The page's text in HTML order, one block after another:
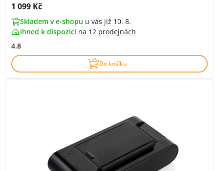
Cena s DPH:
1 099 Kč
Skladem v e-shopu u vás již 10. 8.
ihned k dispozici na 12 prodejnách
4.8
Do košíku